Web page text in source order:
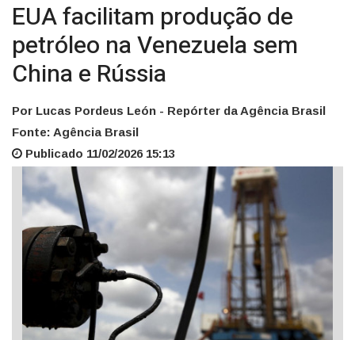
EUA facilitam produção de
petróleo na Venezuela sem
China e Rússia
Por Lucas Pordeus León - Repórter da Agência Brasil
Fonte: Agência Brasil
Publicado 11/02/2026 15:13